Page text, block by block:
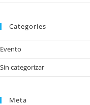
Categories
Evento
Sin categorizar
Meta